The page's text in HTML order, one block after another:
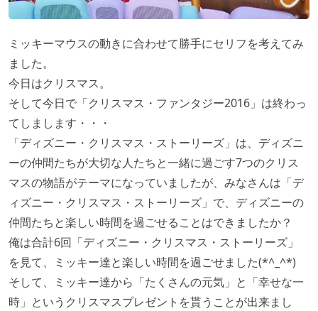
ミッキーマウスの動きに合わせて勝手にセリフを考えてみ
ました。
今日はクリスマス。
そして今日で「クリスマス・ファンタジー2016」は終わっ
てしまします・・・
「ディズニー・クリスマス・ストーリーズ」は、ディズニ
ーの仲間たちが大切な人たちと一緒に過ごす7つのクリス
マスの物語がテーマになっていましたが、みなさんは「デ
ィズニー・クリスマス・ストーリーズ」で、ディズニーの
仲間たちと楽しい時間を過ごせることはできましたか？
俺は合計6回「ディズニー・クリスマス・ストーリーズ」
を見て、ミッキー達と楽しい時間を過ごせました(*^_^*)
そして、ミッキー達から「たくさんの元気」と「幸せな一
時」というクリスマスプレゼントを貰うことが出来まし